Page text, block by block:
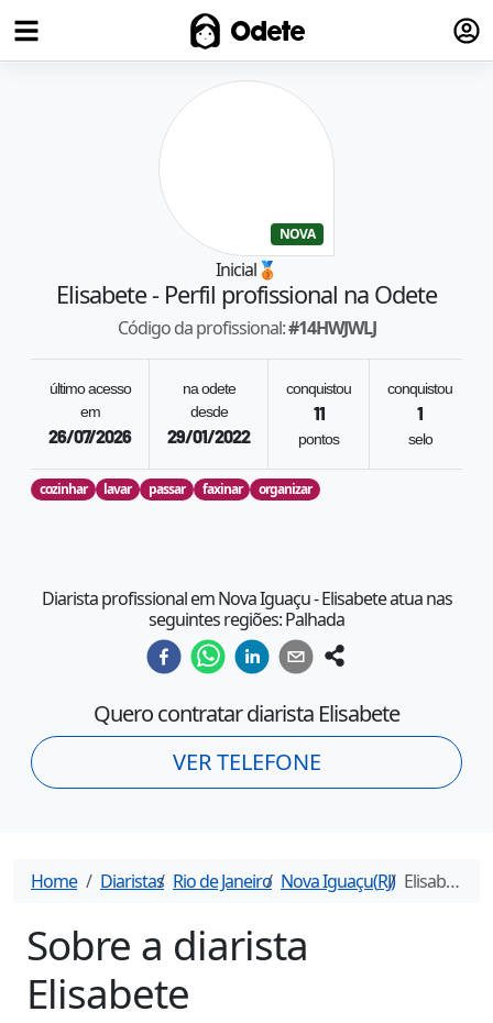
Odete
NOVA
Inicial🥉
Elisabete- Perfil profissional na Odete
Código da profissional:#14HWJWLJ
último acesso
em
26/07/2026
na odete
desde
29/01/2022
conquistou
11
pontos
conquistou
1
selo
cozinhar lavar passar faxinar organizar
Diarista profissional em Nova Iguaçu - Elisabete atua nas
seguintes regiões: Palhada
Quero contratar diarista Elisabete
VER TELEFONE
Home Diaristas Rio de Janeiro Nova Iguaçu(RJ) Elisabete
Sobre a diarista
Elisabete